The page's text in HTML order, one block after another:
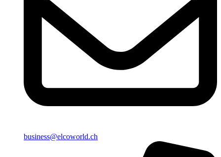
business@elcoworld.ch